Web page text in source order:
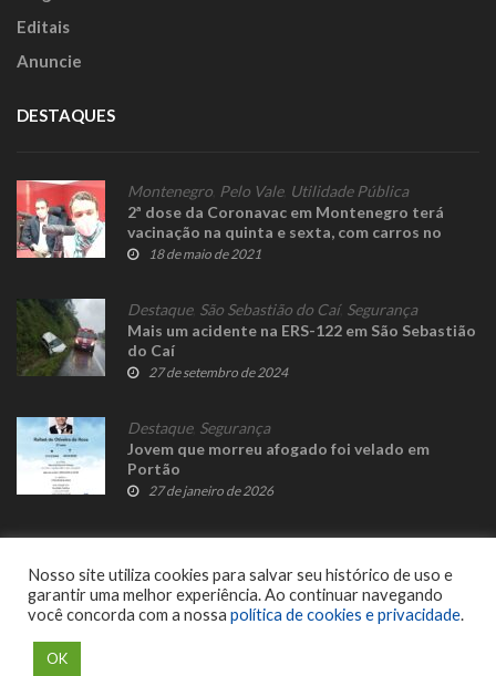
Editais
Anuncie
DESTAQUES
Montenegro Pelo Vale, Utilidade Pública
2ª dose da Coronavac em Montenegro terá
vacinação na quinta e sexta, com carros no
Centenário e pedestres na Estação
18 de maio de 2021
Destaque, São Sebastião do Caí, Segurança
Mais um acidente na ERS-122 em São Sebastião
do Caí
27 de setembro de 2024
Destaque, Segurança
Jovem que morreu afogado foi velado em
Portão
27 de janeiro de 2026
© 2023 Fato Novo - Todos os direitos reservados. Desenvolvido por
Nosso site utiliza cookies para salvar seu histórico de uso e
garantir uma melhor experiência. Ao continuar navegando
você concorda com a nossa política de cookies e privacidade.
OK